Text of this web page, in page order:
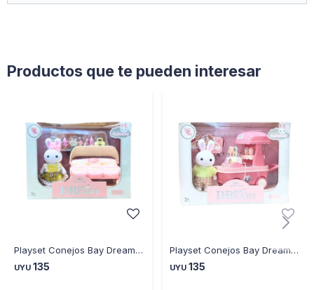
Productos que te pueden interesar
Playset Conejos Bay Dreamy Coche y Accesorios
UYU 135
Playset Conejos Bay Dreamy Heladeria con Accesorios
UYU 135